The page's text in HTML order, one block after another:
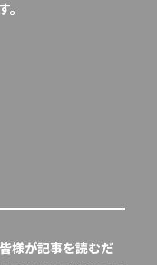
。
様が記事を読むだ